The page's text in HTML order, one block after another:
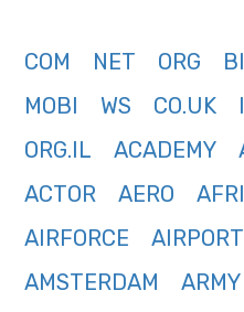
COM NET ORG
MOBI
WS CO.UK
ORG.IL
ACADEMY
ACTOR
AERO
AIRFORCE
AMSTERDAM
ARMY